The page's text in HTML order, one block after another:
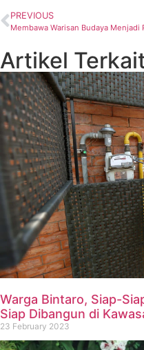
PREVIOUS
Artikel
Warga Bintaro, Siap-
Siap Dibangun di
23 February 2023